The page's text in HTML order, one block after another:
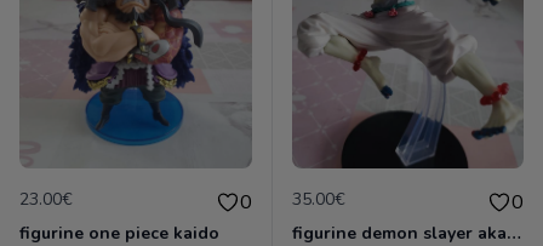
23.00€ 0
figurine one piece kaido
35.00€ 0
figurine demon slayer akaza officielle &ichiban